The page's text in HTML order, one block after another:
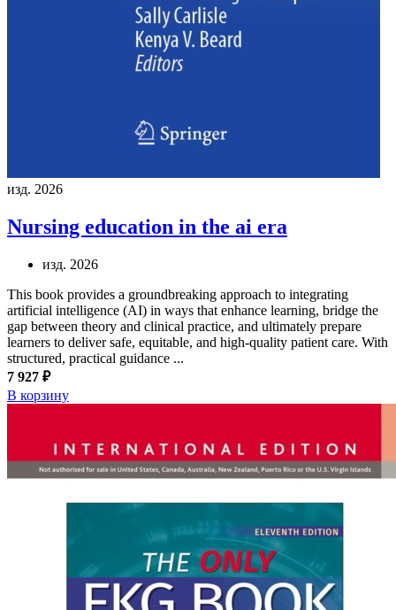
изд. 2026
Nursing education in the ai era
изд. 2026
This book provides a groundbreaking approach to integrating
artificial intelligence (AI) in ways that enhance learning, bridge the
gap between theory and clinical practice, and ultimately prepare
learners to deliver safe, equitable, and high-quality patient care. With
structured, practical guidance ...
7 927 ₽
В корзину